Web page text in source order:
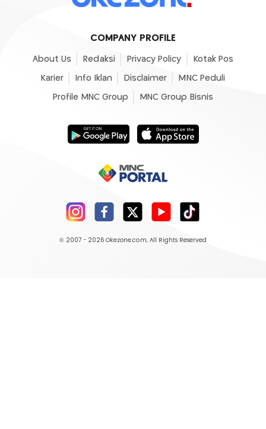
COMPANY PROFILE
About Us Redaksi Privacy Policy Kotak Pos
Karier Info Iklan Disclaimer MNC Peduli
Profile MNC Group MNC Group Bisnis
© 2007 - 2026 Okezone.com, All Rights Reserved